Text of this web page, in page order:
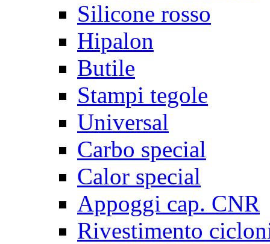
Silicone rosso
Hipalon
Butile
Stampi tegole
Universal
Carbo special
Calor special
Appoggi cap. CNR
Rivestimento